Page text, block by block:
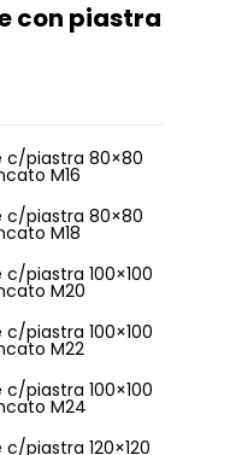
con piastra
piastra 80×80
M16
piastra 80×80
M18
piastra 100×100
M20
piastra 100×100
M22
piastra 100×100
M24
piastra 120×120